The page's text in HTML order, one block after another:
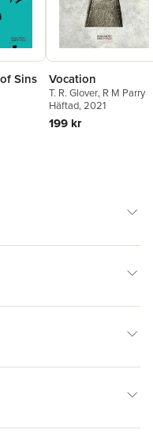
Sins Vocation
T. R. Glover, R M Parry
Häftad, 2021
199 kr